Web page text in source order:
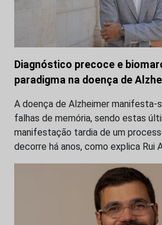
Diagnóstico precoce e
paradigma na doença de
A doença de Alzheimer manifesta-
falhas de memória, sendo estas
manifestação tardia de um
decorre há anos, como explica Rui